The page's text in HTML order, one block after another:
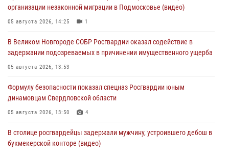
организации незаконной миграции в Подмосковье (видео)
05 августа 2026, 14:25 1
В Великом Новгороде СОБР Росгвардии оказал содействие в
задержании подозреваемых в причинении имущественного ущерба
05 августа 2026, 13:53
Формулу безопасности показал спецназ Росгвардии юным
динамовцам Свердловской области
05 августа 2026, 13:50 4
В столице росгвардейцы задержали мужчину, устроившего дебош в
букмекерской конторе (видео)